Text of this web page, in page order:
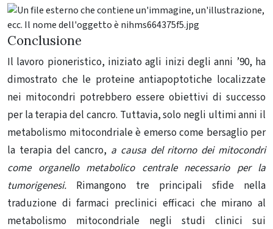
Conclusione
Il lavoro pioneristico, iniziato agli inizi degli anni ’90, ha
dimostrato che le proteine ​​antiapoptotiche localizzate
nei mitocondri potrebbero essere obiettivi di successo
per la terapia del cancro. Tuttavia, solo negli ultimi anni il
metabolismo mitocondriale è emerso come bersaglio per
la terapia del cancro, a causa del ritorno dei mitocondri
come organello metabolico centrale necessario per la
tumorigenesi. Rimangono tre principali sfide nella
traduzione di farmaci preclinici efficaci che mirano al
metabolismo mitocondriale negli studi clinici sui